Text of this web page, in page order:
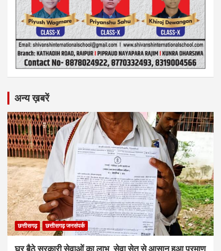
अन्य ख़बरें
छत्तीसगढ़ छत्तीसगढ़ जनसंपर्क
घर बैठे सरकारी सेवाओं का लाभ, सेवा सेतु से आसान हुआ प्रमाण